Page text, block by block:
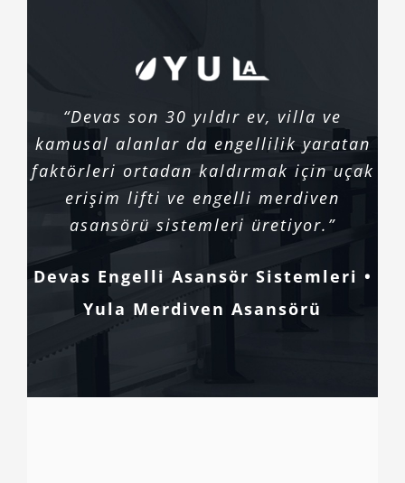
“Devas son 30 yıldır ev, villa ve
kamusal alanlar da engellilik yaratan
faktörleri ortadan kaldırmak için uçak
erişim lifti ve engelli merdiven
asansörü sistemleri üretiyor.”
Devas Engelli Asansör Sistemleri •
Yula Merdiven Asansörü